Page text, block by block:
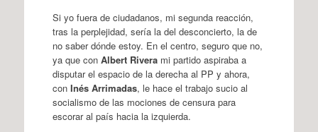
Si yo fuera de ciudadanos, mi segunda reacción,
tras la perplejidad, sería la del desconcierto, la de
no saber dónde estoy. En el centro, seguro que no,
ya que con Albert Riverami partido aspiraba a
disputar el espacio de la derecha al PP y ahora,
con Inés Arrimadas, le hace el trabajo sucio al
socialismo de las mociones de censura para
escorar al país hacia la izquierda.